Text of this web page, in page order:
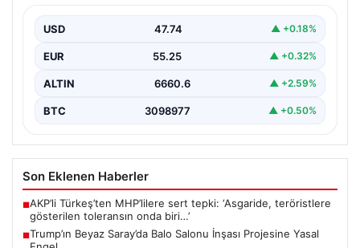
USD 47.74 ▲ +0.18%
EUR 55.25 ▲ +0.32%
ALTIN 6660.6 ▲ +2.59%
BTC 3098977 ▲ +0.50%
Son Eklenen Haberler
■AKP’li Türkeş’ten MHP’lilere sert tepki: ‘Asgaride, teröristlere
gösterilen toleransın onda biri…’
■Trump’ın Beyaz Saray’da Balo Salonu İnşası Projesine Yasal